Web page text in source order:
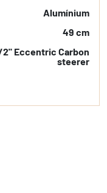
Alumínium
49 cm
2" Eccentric Carbon
steerer